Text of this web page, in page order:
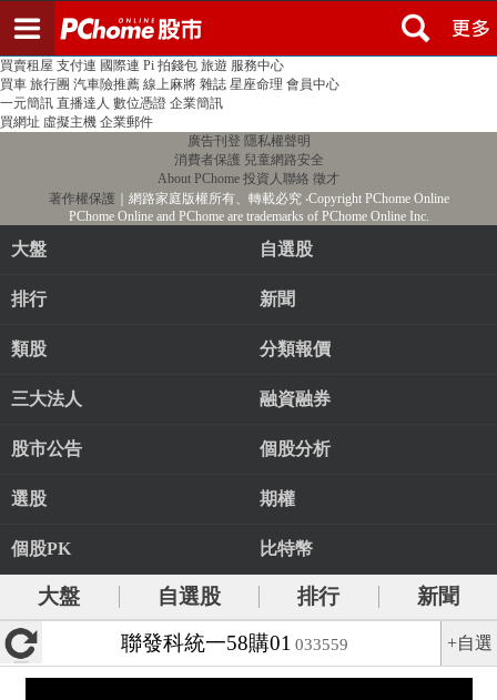
PChome首頁 線上購物 24h購物 書店
買賣租屋 支付連 國際連 Pi 拍錢包 旅遊 服務中心
買車 旅行團 汽車險推薦 線上麻將 雜誌 星座命理 會員中心
一元簡訊 直播達人 數位憑證 企業簡訊
買網址 虛擬主機 企業郵件
廣告刊登 隱私權聲明
消費者保護 兒童網路安全
About PChome 投資人聯絡 徵才
著作權保護 ｜網路家庭版權所有、轉載必究‧Copyright PChome Online
PChome Online and PChome are trademarks of PChome Online Inc.
大盤 自選股
排行 新聞
類股 分類報價
三大法人 融資融券
股市公告 個股分析
選股 期權
個股PK 比特幣
大盤 自選股 排行
新聞
聯發科統一58購01 033559 +自選